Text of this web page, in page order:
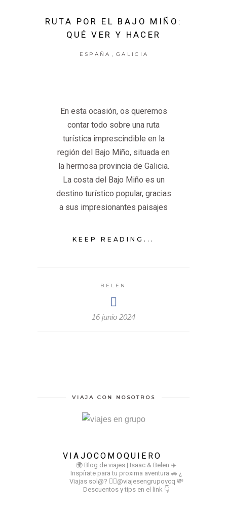
RUTA POR EL BAJO MIÑO:
QUÉ VER Y HACER
ESPAÑA GALICIA
En esta ocasión, os queremos
contar todo sobre una ruta
turística imprescindible en la
región del Bajo Miño, situada en
la hermosa provincia de Galicia.
La costa del Bajo Miño es un
destino turístico popular, gracias
a sus impresionantes paisajes
KEEP READING...
BELEN
16 junio 2024
VIAJA CON NOSOTROS
VIAJOCOMOQUIERO
🌍 Blog de viajes | Isaac & Belen ✈️
Inspírate para tu proxima aventura 🚗 ¿
Viajas sol@? 👉🏻@viajesengrupovcq 💸
Descuentos y tips en el link 👇